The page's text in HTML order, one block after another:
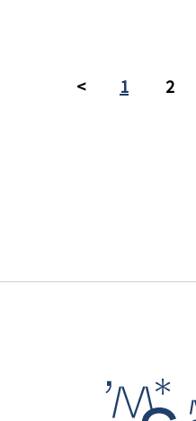
< 1 2